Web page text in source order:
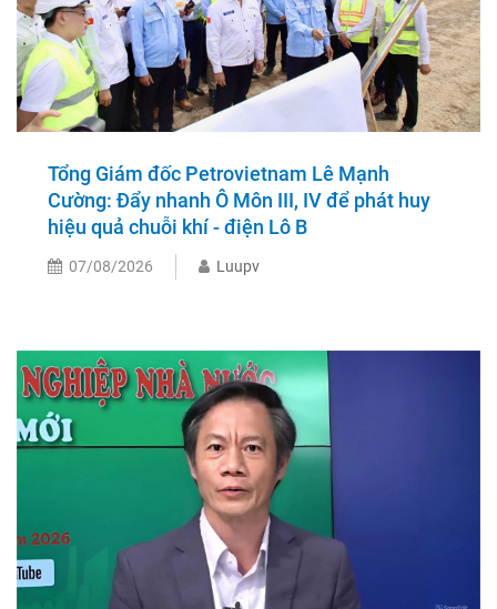
Tổng Giám đốc Petrovietnam Lê Mạnh
Cường: Đẩy nhanh Ô Môn III, IV để phát huy
hiệu quả chuỗi khí - điện Lô B
07/08/2026 Luupv